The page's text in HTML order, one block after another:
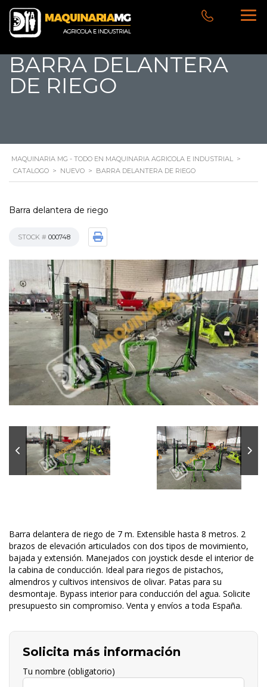
BARRA DELANTERA
DE RIEGO
MAQUINARIA MG - TODO EN MAQUINARIA AGRICOLA E INDUSTRIAL >
CATALOGO > NUEVO > BARRA DELANTERA DE RIEGO
Barra delantera de riego
STOCK # 000748
Barra delantera de riego de 7 m. Extensible hasta 8 metros. 2
brazos de elevación articulados con dos tipos de movimiento,
bajada y extensión. Manejados con joystick desde el interior de
la cabina de conducción. Ideal para riegos de pistachos,
almendros y cultivos intensivos de olivar. Patas para su
desmontaje. Bypass interior para conducción del agua. Solicite
presupuesto sin compromiso. Venta y envíos a toda España.
Solicita más información
Tu nombre (obligatorio)